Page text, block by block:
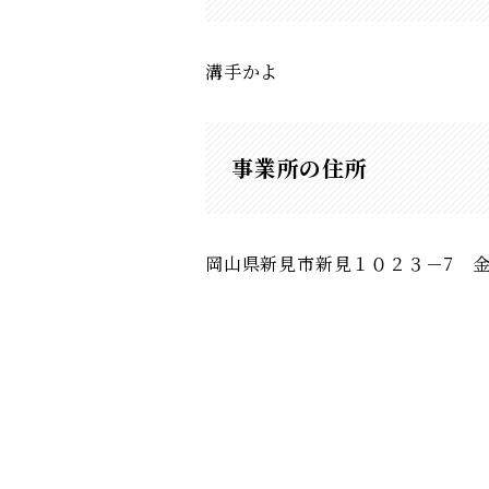
溝手かよ
事業所の住所
岡山県新見市新見１０２３－7